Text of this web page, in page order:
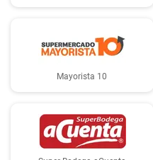
Mayorista 10